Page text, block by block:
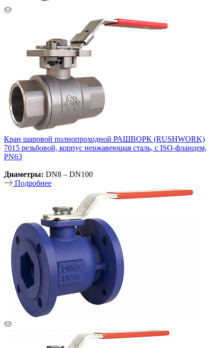
Кран шаровой полнопроходной РАШВОРК (RUSHWORK)
7015 резьбовой, корпус нержавеющая сталь, с ISO-фланцем,
PN63
Диаметры: DN8 – DN100
Подробнее